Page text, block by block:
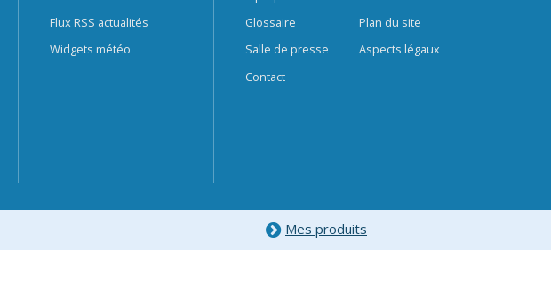
Flux RSS actualités
Widgets météo
Glossaire
Salle de presse
Contact
Plan du site
Aspects légaux
Mes produits